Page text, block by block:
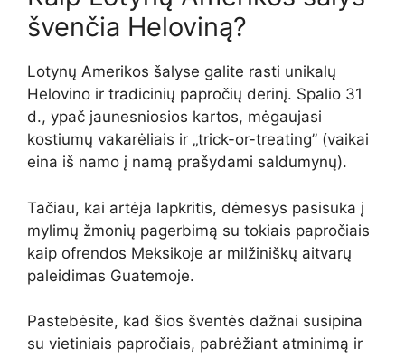
švenčia Heloviną?
Lotynų Amerikos šalyse galite rasti unikalų
Helovino ir tradicinių papročių derinį. Spalio 31
d., ypač jaunesniosios kartos, mėgaujasi
kostiumų vakarėliais ir „trick-or-treating” (vaikai
eina iš namo į namą prašydami saldumynų).
Tačiau, kai artėja lapkritis, dėmesys pasisuka į
mylimų žmonių pagerbimą su tokiais papročiais
kaip ofrendos Meksikoje ar milžiniškų aitvarų
paleidimas Guatemoje.
Pastebėsite, kad šios šventės dažnai susipina
su vietiniais papročiais, pabrėžiant atminimą ir